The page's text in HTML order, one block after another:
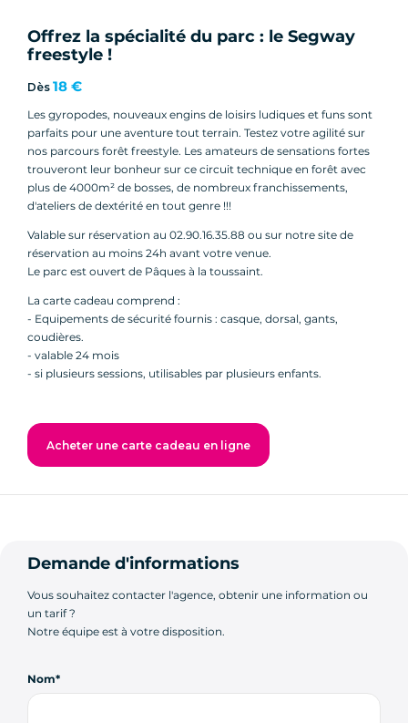
Offrez la spécialité du parc : le Segway
freestyle !
Dès 18 €
Les gyropodes, nouveaux engins de loisirs ludiques et funs sont
parfaits pour une aventure tout terrain. Testez votre agilité sur
nos parcours forêt freestyle. Les amateurs de sensations fortes
trouveront leur bonheur sur ce circuit technique en forêt avec
plus de 4000m² de bosses, de nombreux franchissements,
d'ateliers de dextérité en tout genre !!!
Valable sur réservation au 02.90.16.35.88 ou sur notre site de
réservation au moins 24h avant votre venue.
Le parc est ouvert de Pâques à la toussaint.
La carte cadeau comprend :
- Equipements de sécurité fournis : casque, dorsal, gants,
coudières.
- valable 24 mois
- si plusieurs sessions, utilisables par plusieurs enfants.
Acheter une carte cadeau en ligne
Demande d'informations
Vous souhaitez contacter l'agence, obtenir une information ou
un tarif ?
Notre équipe est à votre disposition.
Nom